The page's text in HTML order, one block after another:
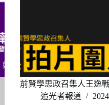
前賢學思政召集人王逸
追光者報道